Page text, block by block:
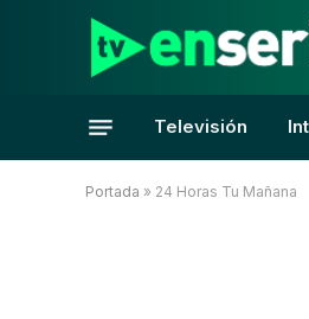
Televisión
Portada » 24 Horas Tu Mañana